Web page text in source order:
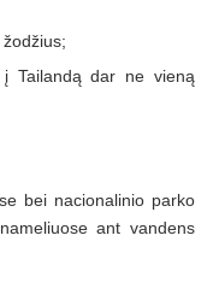
Tailandą dar ne vieną
bei nacionalinio parko
ant vandens